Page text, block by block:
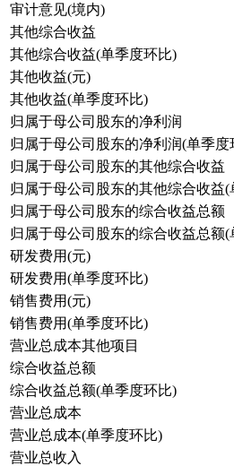
审计意见(境内)
其他综合收益
其他综合收益(单季度环比)
其他收益(元)
其他收益(单季度环比)
归属于母公司股东的净利润
归属于母公司股东的净利润(单季度
归属于母公司股东的其他综合收益
归属于母公司股东的其他综合收益(
归属于母公司股东的综合收益总额
归属于母公司股东的综合收益总额(
研发费用(元)
研发费用(单季度环比)
销售费用(元)
销售费用(单季度环比)
营业总成本其他项目
综合收益总额
综合收益总额(单季度环比)
营业总成本
营业总成本(单季度环比)
营业总收入